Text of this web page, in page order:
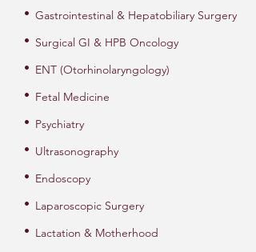
• Gastrointestinal & Hepatobiliary Surgery
• Surgical GI & HPB Oncology
• ENT (Otorhinolaryngology)
• Fetal Medicine
• Psychiatry
• Ultrasonography
• Endoscopy
• Laparoscopic Surgery
• Lactation & Motherhood